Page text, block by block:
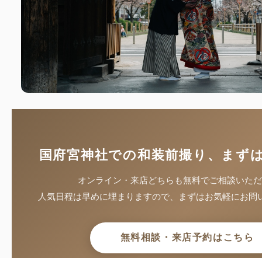
国府宮神社での和装前撮り、まず
オンライン・来店どちらも無料でご相談いた
人気日程は早めに埋まりますので、まずはお気軽にお問
無料相談・来店予約はこちら